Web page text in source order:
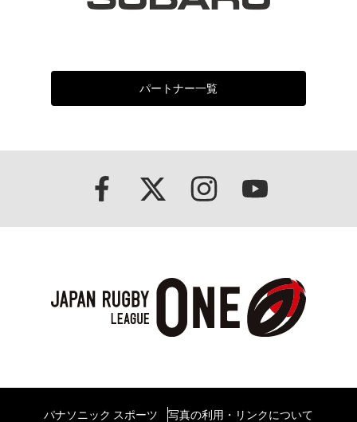
パートナー一覧
パナソニック スポーツ 写真の利用・リンクについて